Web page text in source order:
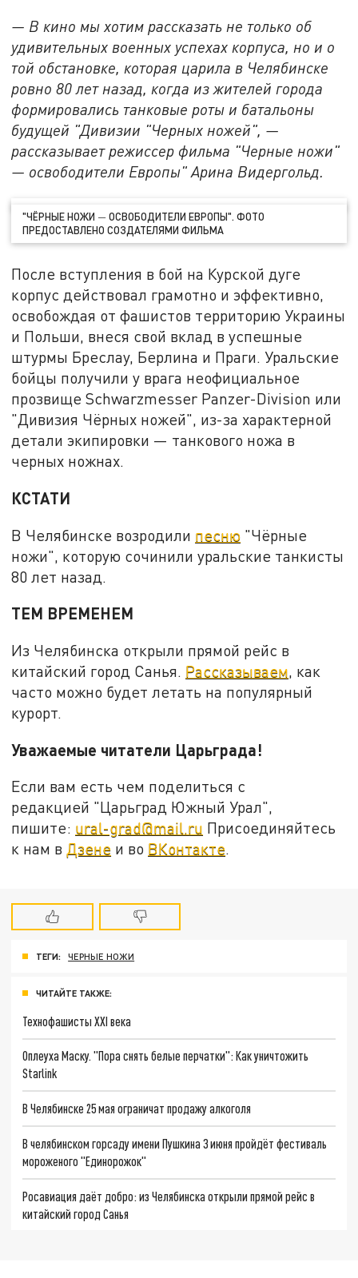
— В кино мы хотим рассказать не только об
удивительных военных успехах корпуса, но и о
той обстановке, которая царила в Челябинске
ровно 80 лет назад, когда из жителей города
формировались танковые роты и батальоны
будущей "Дивизии "Черных ножей", —
рассказывает режиссер фильма "Черные ножи"
— освободители Европы" Арина Видергольд.
"ЧЁРНЫЕ НОЖИ —ОСВОБОДИТЕЛИ ЕВРОПЫ". ФОТО
ПРЕДОСТАВЛЕНО СОЗДАТЕЛЯМИ ФИЛЬМА
После вступления в бой на Курской дуге
корпус действовал грамотно и эффективно,
освобождая от фашистов территорию Украины
и Польши, внеся свой вклад в успешные
штурмы Бреслау, Берлина и Праги. Уральские
бойцы получили у врага неофициальное
прозвище Schwarzmesser Panzer-Division или
"Дивизия Чёрных ножей", из-за характерной
детали экипировки — танкового ножа в
черных ножнах.
КСТАТИ
В Челябинске возродили песню "Чёрные
ножи", которую сочинили уральские танкисты
80 лет назад.
ТЕМ ВРЕМЕНЕМ
Из Челябинска открыли прямой рейс в
китайский город Санья. Рассказываем, как
часто можно будет летать на популярный
курорт.
Уважаемые читатели Царьграда!
Если вам есть чем поделиться с
редакцией "Царьград Южный Урал",
пишите: ural-grad@mail.ru Присоединяйтесь
к нам в Дзене и во ВКонтакте.
ТЕГИ: ЧЕРНЫЕ НОЖИ
ЧИТАЙТЕ ТАКЖЕ:
Технофашисты XXI века
Оплеуха Маску. "Пора снять белые перчатки": Как уничтожить
Starlink
В Челябинске 25 мая ограничат продажу алкоголя
В челябинском горсаду имени Пушкина 3 июня пройдёт фестиваль
мороженого "Единорожок"
Росавиация даёт добро: из Челябинска открыли прямой рейс в
китайский город Санья